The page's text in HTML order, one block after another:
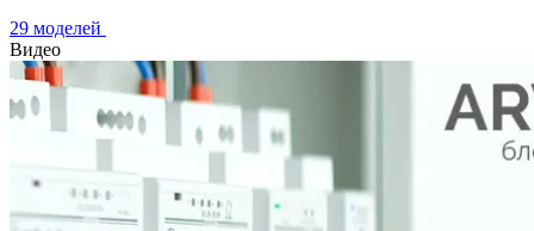
29 моделей
Видео